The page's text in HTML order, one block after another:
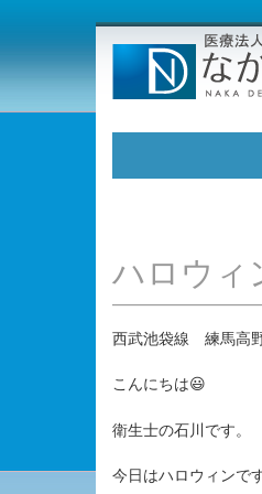
ハロウィ
西武池袋線 練馬高
こんにちは😃
衛生士の石川です。
今日はハロウィンで